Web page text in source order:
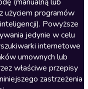
użyciem programów
Powyższe
jedynie w celu
internetowe
umownych lub
właściwe przepisy
zastrzeżenia